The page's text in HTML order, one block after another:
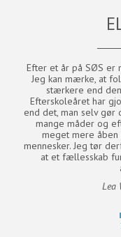
Efter et år på SØS er
Jeg kan mærke, at
stærkere end
Efterskoleåret har
end det, man selv
mange måder og
meget mere
mennesker. Jeg tør
at et fællesskab
Lea